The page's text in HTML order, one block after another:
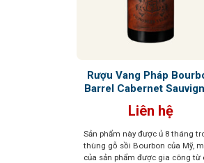
Rượu Vang Pháp
Barrel Cabernet
Liên hệ
Sản phẩm này được ủ 8 tháng
thùng gỗ sồi Bourbon của Mỹ,
của sản phẩm được gia công từ